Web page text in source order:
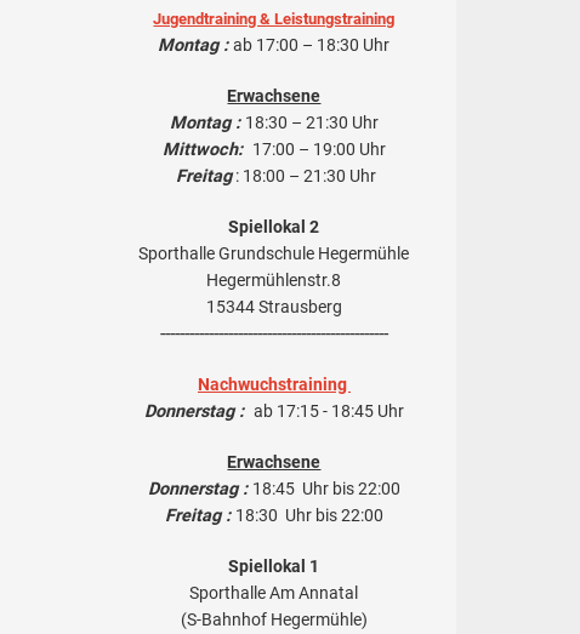
Jugendtraining & Leistungstraining
Montag :ab 17:00 – 18:30 Uhr
Erwachsene
Montag : 18:30 – 21:30 Uhr
Mittwoch: 17:00 – 19:00 Uhr
Freitag: 18:00 – 21:30 Uhr
Spiellokal 2
Sporthalle Grundschule Hegermühle
Hegermühlenstr.8
15344 Strausberg
-----------------------------------------------
Nachwuchstraining
Donnerstag : ab 17:15 - 18:45 Uhr
Erwachsene
Donnerstag : 18:45 Uhr bis 22:00
Freitag : 18:30 Uhr bis 22:00
Spiellokal 1
Sporthalle Am Annatal
(S-Bahnhof Hegermühle)